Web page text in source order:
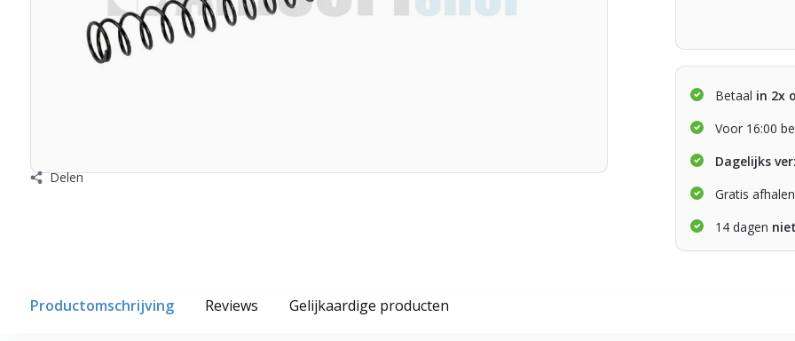
Delen
Betaal in 2x
Voor 16:00
Dagelijks
Gratis
14 dagen
Productomschrijving Reviews Gelijkaardige producten